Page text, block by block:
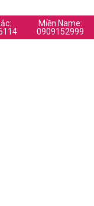
Miền Name:
0909152999